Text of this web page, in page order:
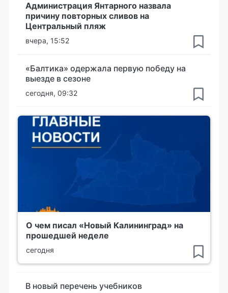
Администрация Янтарного назвала
причину повторных сливов на
Центральный пляж
вчера, 15:52
«Балтика» одержала первую победу на
выезде в сезоне
сегодня, 09:32
О чем писал «Новый Калининград» на
прошедшей неделе
сегодня
В новый перечень учебников